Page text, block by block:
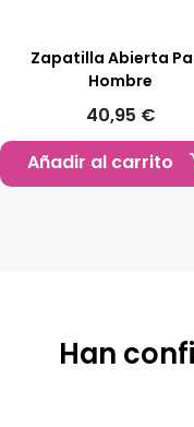
Zapatilla Abierta
Hombre
40,95 €
Añadir al carrito
Han